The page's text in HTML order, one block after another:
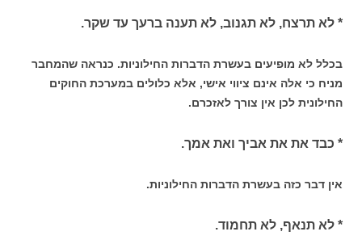
* לא תרצח, לא תגנוב, לא תענה ברעך עד שקר.
בכלל לא מופיעים בעשרת הדברות החילוניות. כנראה שהמחבר
מניח כי אלה אינם ציווי אישי, אלא כלולים במערכת החוקים
החילונית לכן אין צורך לאזכרם.
* כבד את את אביך ואת אמך.
אין דבר כזה בעשרת הדברות החילוניות.
* לא תנאף, לא תחמוד.